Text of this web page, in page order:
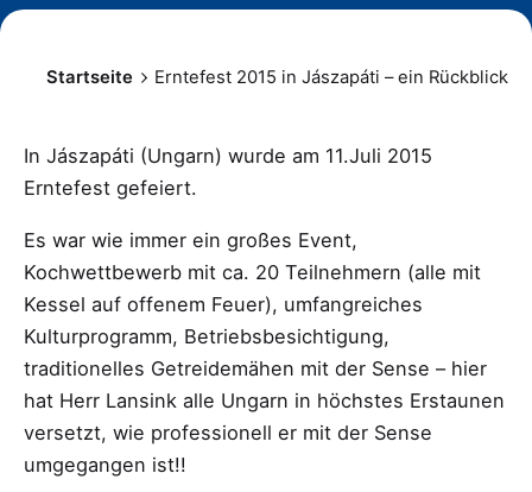
Startseite Erntefest 2015 in Jászapáti – ein Rückblick
In Jászapáti (Ungarn) wurde am 11.Juli 2015
Erntefest gefeiert.
Es war wie immer ein großes Event,
Kochwettbewerb mit ca. 20 Teilnehmern (alle mit
Kessel auf offenem Feuer), umfangreiches
Kulturprogramm, Betriebsbesichtigung,
traditionelles Getreidemähen mit der Sense – hier
hat Herr Lansink alle Ungarn in höchstes Erstaunen
versetzt, wie professionell er mit der Sense
umgegangen ist!!